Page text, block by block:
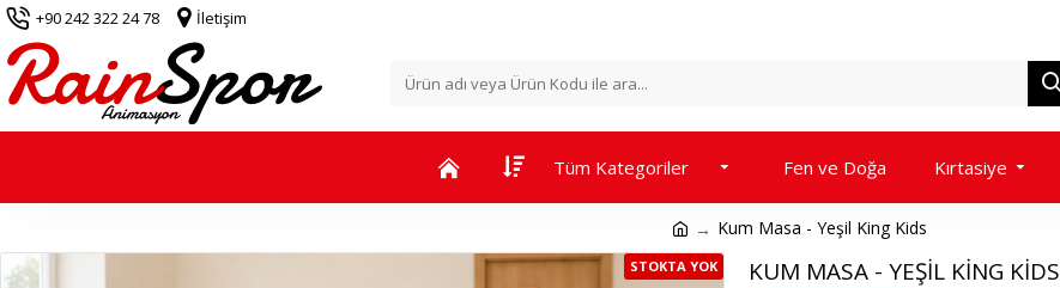
+90 242 322 24 78 İletişim
Tüm Kategoriler Fen ve Doğa Kırtasiye
Kum Masa - Yeşil King Kids
STOKTA YOK KUM MASA - YEŞIL KING KIDS